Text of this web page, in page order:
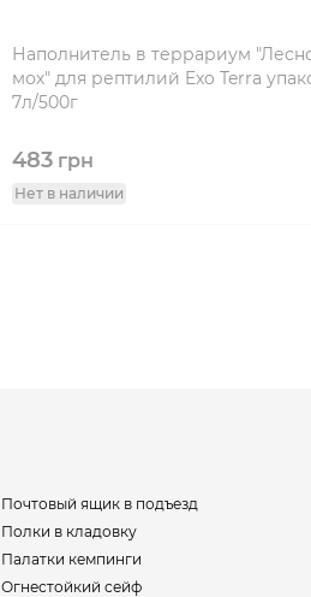
Наполнитель в террариум
мох" для рептилий Exo Terra
7л/500г
483грн
Нет в наличии
Почтовый ящик в подъезд
Полки в кладовку
Палатки кемпинги
Огнестойкий сейф